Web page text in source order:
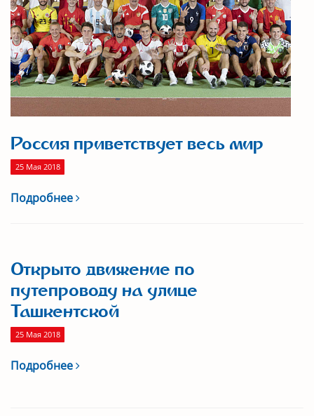
Россия приветствует весь мир
25 Мая 2018
Подробнее
Открыто движение по
путепроводу на улице
Ташкентской
25 Мая 2018
Подробнее